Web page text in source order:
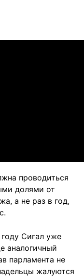
проводиться
долями от
а не раз в год,
Сигал уже
аналогичный
парламента не
жалуются